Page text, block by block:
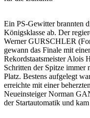
Ein PS-Gewitter brannten
Königsklasse ab. Der
Werner GURSCHLER
gewann das Finale mit
Rekordstaatsmeister Alois
Schritten der Spitze immer
Platz. Bestens aufgelegt
erreichte mit einer
Neueinsteiger Norman
der Startautomatik und